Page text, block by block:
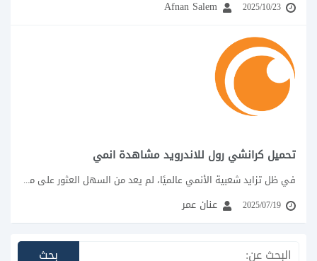
2025/10/23
Afnan Salem
تحميل كرانشي رول للاندرويد مشاهدة انمي
في ظل تزايد شعبية الأنمي عالميًا، لم يعد من السهل العثور على منصة موثوقة...
2025/07/19 عنان عمر